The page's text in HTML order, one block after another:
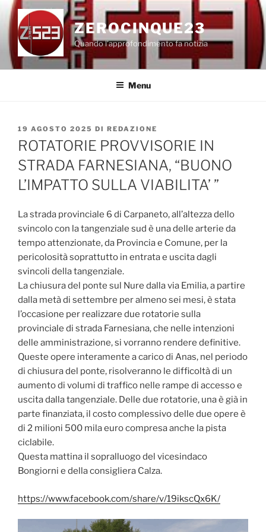
Salta
contenuto
ZEROCINQUE23
Quando l'approfondimento fa notizia
Menu
PUBBLICATO
IL
19 AGOSTO 2025 DI REDAZIONE
ROTATORIE PROVVISORIE IN
STRADA FARNESIANA, “BUONO
L’IMPATTO SULLA VIABILITA’ ”
La strada provinciale 6 di Carpaneto, all’altezza dello
svincolo con la tangenziale sud è una delle arterie da
tempo attenzionate, da Provincia e Comune, per la
pericolosità soprattutto in entrata e uscita dagli
svincoli della tangenziale.
La chiusura del ponte sul Nure dalla via Emilia, a partire
dalla metà di settembre per almeno sei mesi, è stata
l’occasione per realizzare due rotatorie sulla
provinciale di strada Farnesiana, che nelle intenzioni
delle amministrazione, si vorranno rendere definitive.
Queste opere interamente a carico di Anas, nel periodo
di chiusura del ponte, risolveranno le difficoltà di un
aumento di volumi di traffico nelle rampe di accesso e
uscita dalla tangenziale. Delle due rotatorie, una è già in
parte finanziata, il costo complessivo delle due opere è
di 2 milioni 500 mila euro compresa anche la pista
ciclabile.
Questa mattina il sopralluogo del vicesindaco
Bongiorni e della consigliera Calza.
https://www.facebook.com/share/v/19ikscQx6K/